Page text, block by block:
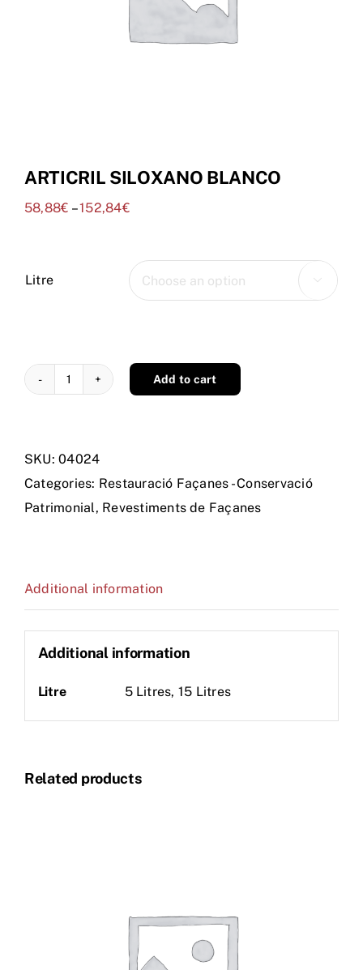
ARTICRIL SILOXANO BLANCO
58,88€ –152,84€
Litre 
ARTICRIL
quantity
Add to cart
SKU:04024
Categories: Restauració Façanes - Conservació
Patrimonial, Revestiments de Façanes
Additional information
Additional information
Litre 5 Litres, 15 Litres
Related products